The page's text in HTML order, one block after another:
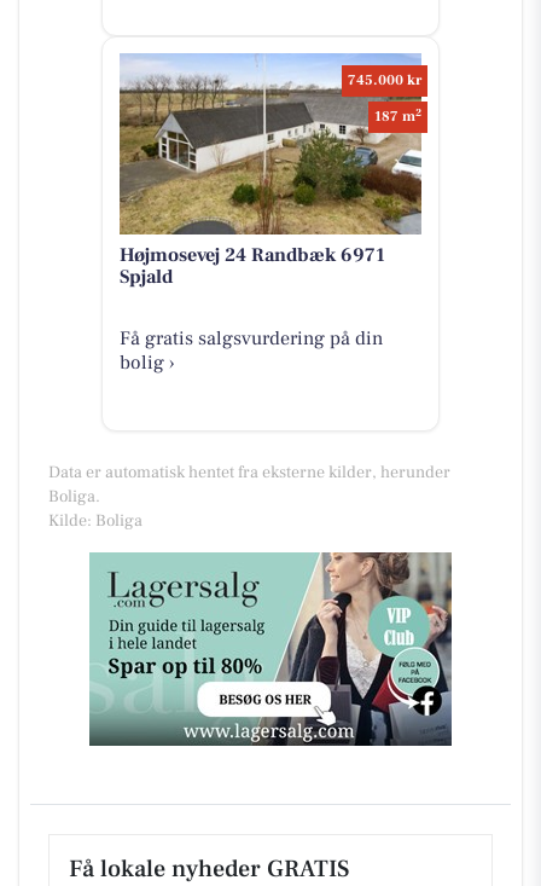
745.000 kr
187 m2
Højmosevej 24 Randbæk 6971
Spjald
Få gratis salgsvurdering på din
bolig ›
Data er automatisk hentet fra eksterne kilder, herunder
Boliga.
Kilde: Boliga
Få lokale nyheder GRATIS